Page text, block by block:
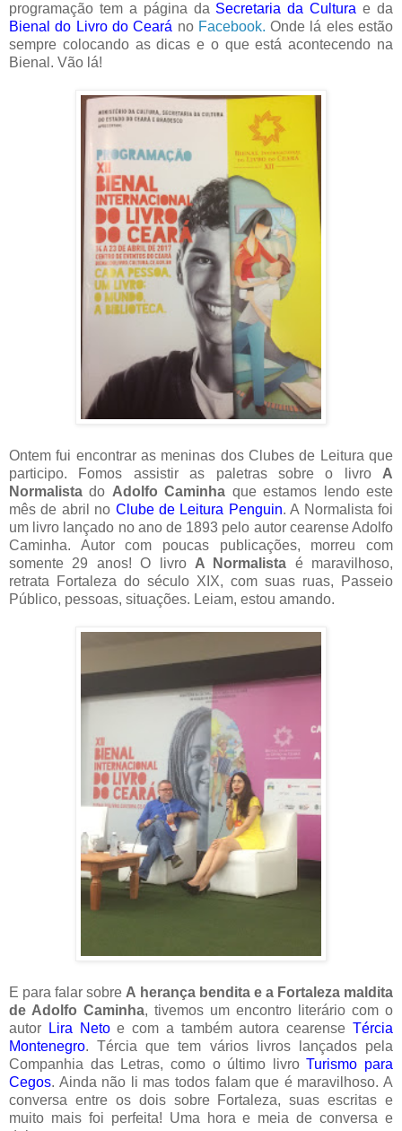
programação tem a página da Secretaria da Cultura e da
Bienal do Livro do Ceará no Facebook. Onde lá eles estão
sempre colocando as dicas e o que está acontecendo na
Bienal. Vão lá!
Ontem fui encontrar as meninas dos Clubes de Leitura que
participo. Fomos assistir as paletras sobre o livro A
Normalista do Adolfo Caminha que estamos lendo este
mês de abril no Clube de Leitura Penguin. A Normalista foi
um livro lançado no ano de 1893 pelo autor cearense Adolfo
Caminha. Autor com poucas publicações, morreu com
somente 29 anos! O livro A Normalista é maravilhoso,
retrata Fortaleza do século XIX, com suas ruas, Passeio
Público, pessoas, situações. Leiam, estou amando.
E para falar sobre A herança bendita e a Fortaleza maldita
de Adolfo Caminha, tivemos um encontro literário com o
autor
Lira Netoe com a também autora cearenseTércia
Montenegro. Tércia que tem vários livros lançados pela
Companhia das Letras, como o último livroTurismo para
Cegos. Ainda não li mas todos falam que é maravilhoso. A
conversa entre os dois sobre Fortaleza, suas escritas e
muito mais foi perfeita! Uma hora e meia de conversa e